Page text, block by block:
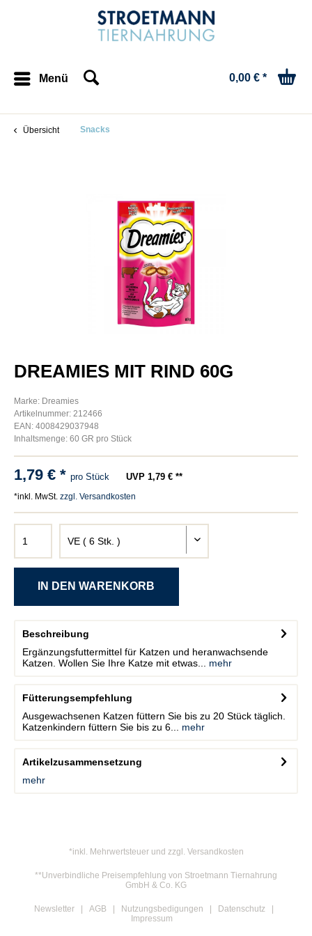
Menü 0,00 € *
Übersicht Snacks
DREAMIES MIT RIND 60G
Marke: Dreamies
Artikelnummer: 212466
EAN: 4008429037948
Inhaltsmenge: 60 GR pro Stück
1,79 € * pro Stück UVP 1,79 € **
*inkl. MwSt. zzgl. Versandkosten
Beschreibung
Ergänzungsfuttermittel für Katzen und heranwachsende
Katzen. Wollen Sie Ihre Katze mit etwas...
mehr
Fütterungsempfehlung
Ausgewachsenen Katzen füttern Sie bis zu 20 Stück täglich.
Katzenkindern füttern Sie bis zu 6...
mehr
Artikelzusammensetzung
mehr
*inkl. Mehrwertsteuer und zzgl. Versandkosten
**Unverbindliche Preisempfehlung von Stroetmann Tiernahrung
GmbH & Co. KG
Newsletter AGB Nutzungsbedigungen
Datenschutz
Impressum